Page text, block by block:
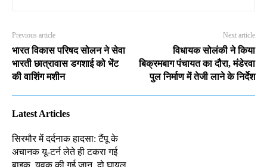
Previous article
भारत विकास परिषद सोलन ने सेवा
भारती छात्रावास डगशाई को भेंट
की वाशिंग मशीन
Next article
विधायक सोलंकी ने किया
बिक्रमबाग पंचायत का दौरा, मंडेरवा
पुल निर्माण में तेजी लाने के निर्देश
Latest Articles
सिरमौर में दर्दनाक हादसा: टैंपू के
अचानक यू-टर्न लेते ही टकरा गई
बाइक, युवक की गई जान, दो घायल